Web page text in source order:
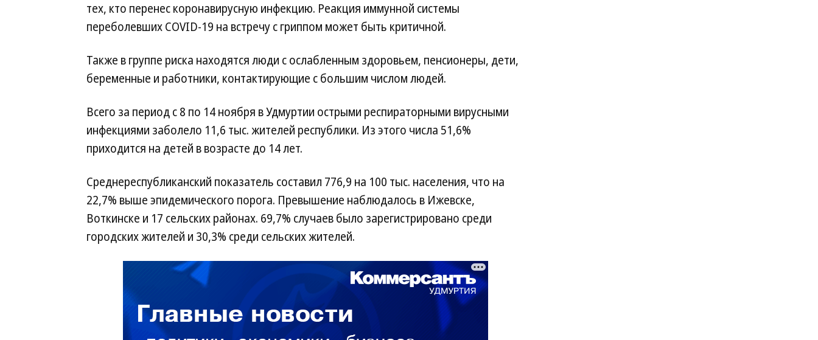
тех, кто перенес коронавирусную инфекцию. Реакция иммунной системы
переболевших COVID-19 на встречу с гриппом может быть критичной.
Также в группе риска находятся люди с ослабленным здоровьем, пенсионеры, дети,
беременные и работники, контактирующие с большим числом людей.
Всего за период с 8 по 14 ноября в Удмуртии острыми респираторными вирусными
инфекциями заболело 11,6 тыс. жителей республики. Из этого числа 51,6%
приходится на детей в возрасте до 14 лет.
Среднереспубликанский показатель составил 776,9 на 100 тыс. населения, что на
22,7% выше эпидемического порога. Превышение наблюдалось в Ижевске,
Воткинске и 17 сельских районах. 69,7% случаев было зарегистрировано среди
городских жителей и 30,3% среди сельских жителей.